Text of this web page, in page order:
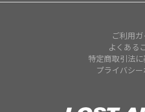
ご利用ガ
よくある
特定商取引法
プライバシ